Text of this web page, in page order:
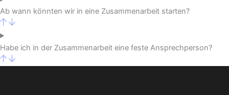
Ab wann könnten wir in eine Zusammenarbeit starten?
Habe ich in der Zusammenarbeit eine feste Ansprechperson?